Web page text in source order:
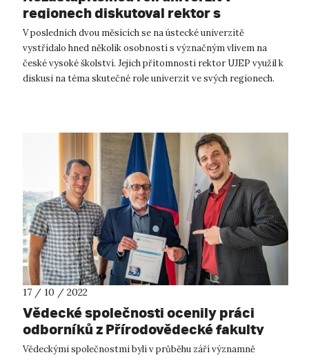
regionech diskutoval rektor s
vrcholnými zástupci vysokého školství
V posledních dvou měsících se na ústecké univerzitě
vystřídalo hned několik osobností s význačným vlivem na
české vysoké školství. Jejich přítomnosti rektor UJEP využil k
diskusi na téma skutečné role univerzit ve svých regionech.
17 / 10 / 2022
Vědecké společnosti ocenily práci
odborníků z Přírodovědecké fakulty
UJEP
Vědeckými společnostmi byli v průběhu září významně